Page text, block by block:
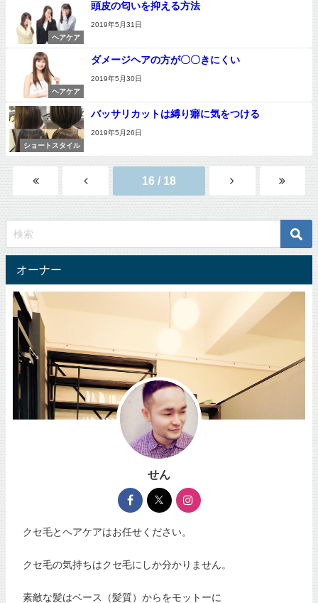
ヘアケア
頭皮の匂いを抑える方法
2019年5月31日
ヘアケア
ダメージヘアの方が〇〇きにくい
2019年5月30日
ショートスタイル
バッサリカットは縛り癖に気をつける
2019年5月26日
16 / 18
オーナー
せん
クセ毛とヘアケアはお任せください。
クセ毛の気持ちはクセ毛にしか分かりません。
素敵な髪はベース（髪質）からをモットーに